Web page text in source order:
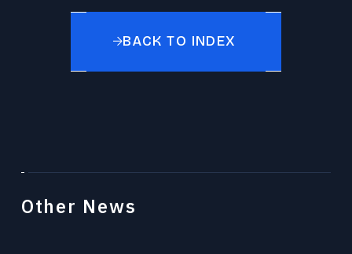
BACK TO INDEX
Other News